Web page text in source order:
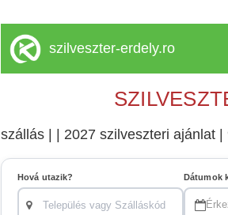
szilveszter-erdely.ro
szállás | | 2027 szilveszteri ajánlat |
Hová utazik? Dátumok